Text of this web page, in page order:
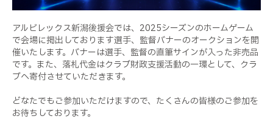
アルビレックス新潟後援会では、 2025シーズンのホームゲーム
で会場に掲出しております選手、監督バナーのオークションを開
催いたします。バナーは選手、監督の直筆サインが入った非売品
です。また、落札代金はクラブ財政支援活動の一環として、クラ
ブへ寄付させていただきます。
どなたでもご参加いただけますので、たくさんの皆様のご参加を
お待ちしております。